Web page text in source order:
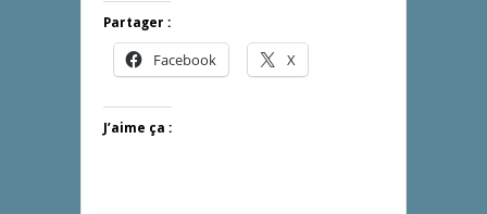
Partager :
Facebook X
J’aime ça :